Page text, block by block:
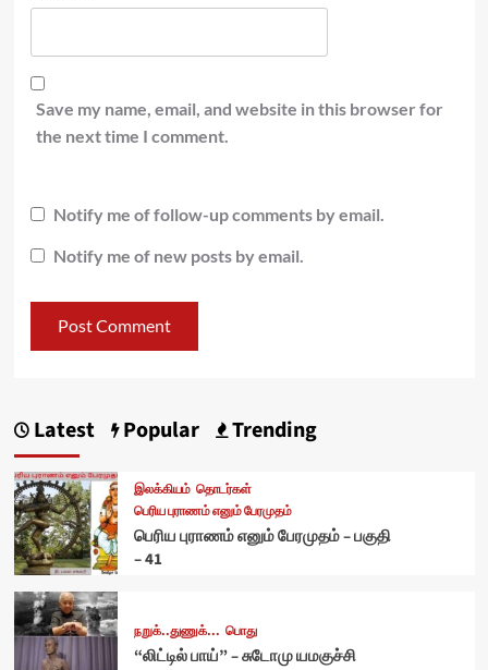
Save my name, email, and website in this browser for
the next time I comment.
Notify me of follow-up comments by email.
Notify me of new posts by email.
Latest Popular Trending
இலக்கியம் தொடர்கள்
பெரிய புராணம் எனும் பேரமுதம்
பெரிய புராணம் எனும் பேரமுதம் – பகுதி
– 41
நறுக்..துணுக்... பொது
“லிட்டில் பாய்” – சுடோமு யமகுச்சி